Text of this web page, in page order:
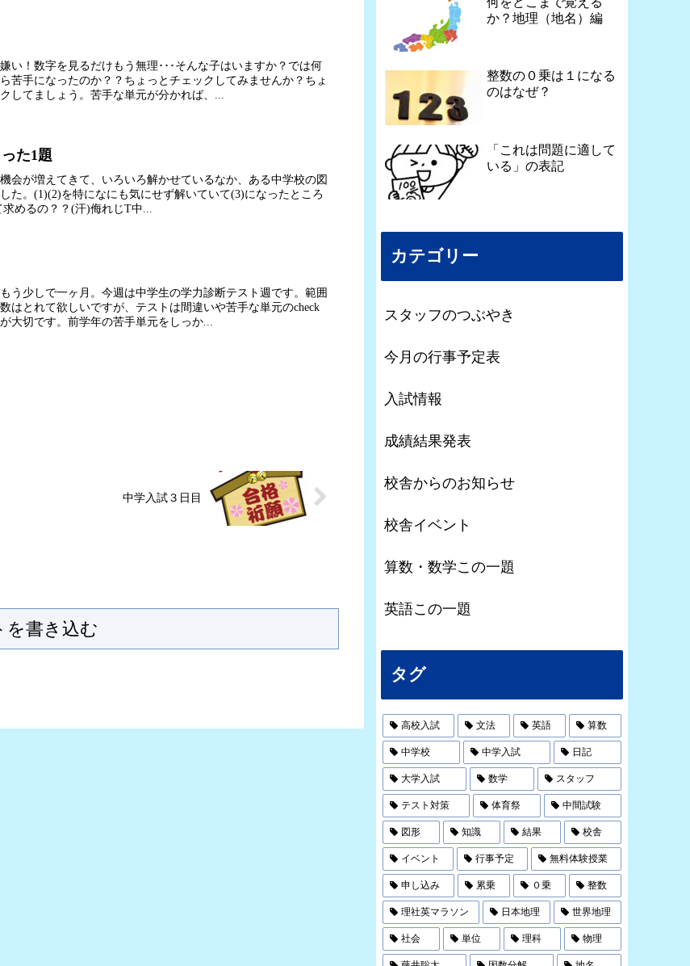
い！数字を見るだけもう無理･･･そんな子はいますか？では何
苦手になったのか？？ちょっとチェックしてみませんか？ちょ
してましょう。苦手な単元が分かれば、...
た1題
会が増えてきて、いろいろ解かせているなか、ある中学校の図
た。(1)(2)を特になにも気にせず解いていて(3)になったところ
めるの？？(汗)侮れじT中...
う少しで一ヶ月。今週は中学生の学力診断テスト週です。範囲
はとれて欲しいですが、テストは間違いや苦手な単元のcheck
大切です。前学年の苦手単元をしっか...
中学入試３日目
を書き込む
か？地理（地名）編
整数の０乗は１になる
のはなぜ？
「これは問題に適して
いる」の表記
カテゴリー
スタッフのつぶやき
今月の行事予定表
入試情報
成績結果発表
校舎からのお知らせ
校舎イベント
算数・数学この一題
英語この一題
タグ
高校入試 文法 英語 算数
中学校 中学入試 日記
大学入試 数学 スタッフ
テスト対策 体育祭 中間試験
図形 知識 結果 校舎
イベント 行事予定 無料体験授業
申し込み 累乗 ０乗 整数
理社英マラソン 日本地理 世界地理
社会 単位 理科 物理